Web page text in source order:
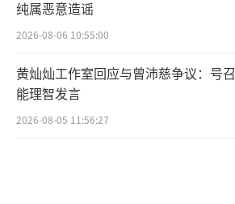
纯属恶意造谣
2026-08-06 10:55:00
黄灿灿工作室回应与曾沛慈争议：号召
能理智发言
2026-08-05 11:56:27